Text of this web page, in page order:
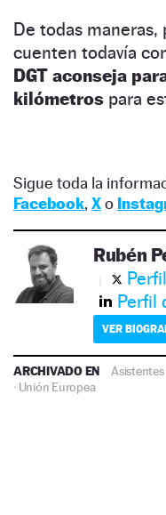
De todas maneras,
cuenten todavía
DGT aconseja
kilómetros para
Sigue toda la
Facebook, Xo
Rubén
Perfil
VER
ARCHIVADO EN
· Unión Europea